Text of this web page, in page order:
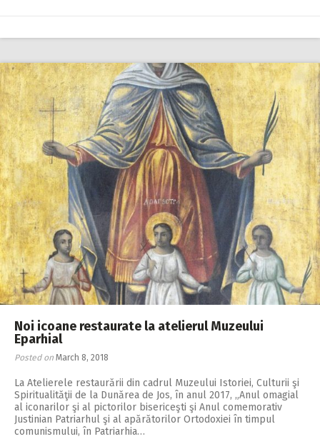
Noi icoane restaurate la atelierul Muzeului
Eparhial
Posted on March 8, 2018
La Atelierele restaurării din cadrul Muzeului Istoriei, Culturii şi
Spiritualităţii de la Dunărea de Jos, în anul 2017, „Anul omagial
al iconarilor şi al pictorilor bisericeşti şi Anul comemorativ
Justinian Patriarhul şi al apărătorilor Ortodoxiei în timpul
comunismului, în Patriarhia…